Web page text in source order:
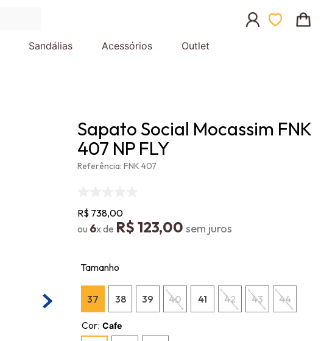
Sandálias Acessórios Outlet
Sapato Social Mocassim FNK
407 NP FLY
Referência:FNK 407
R$ 738,00
6 R$ 123,00
Tamanho
37 38 39 40 41 42 43 44
Cor: Cafe